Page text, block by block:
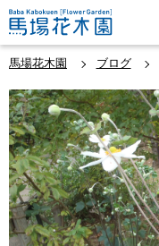
馬場花木園 ブログ